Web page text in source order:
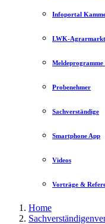
Infoportal
LWK-
Probenehmer
Sachverständige
Smartphone App
Videos
Vorträge &
Home